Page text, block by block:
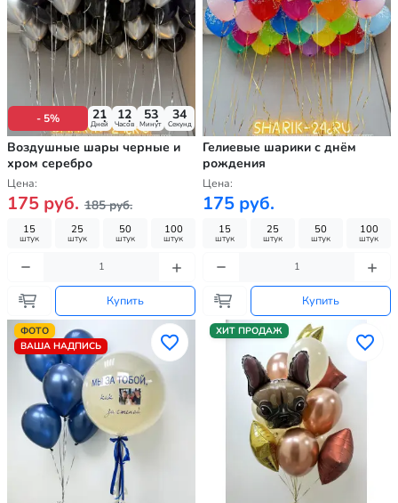
- 5% 21
Дней
12
Часов
53
Минут
33
Секунд
Воздушные шары черные и
хром серебро
Цена:
175 руб. 185 руб.
15
штук
25
штук
50
штук
100
штук
Купить
Гелиевые шарики с днём
рождения
Цена:
175 руб.
15
штук
25
штук
50
штук
100
штук
Купить
ФОТО
ВАША НАДПИСЬ
ХИТ ПРОДАЖ